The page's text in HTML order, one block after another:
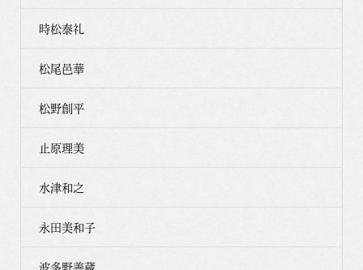
時松泰礼
松尾邑華
松野創平
止原理美
水津和之
永田美和子